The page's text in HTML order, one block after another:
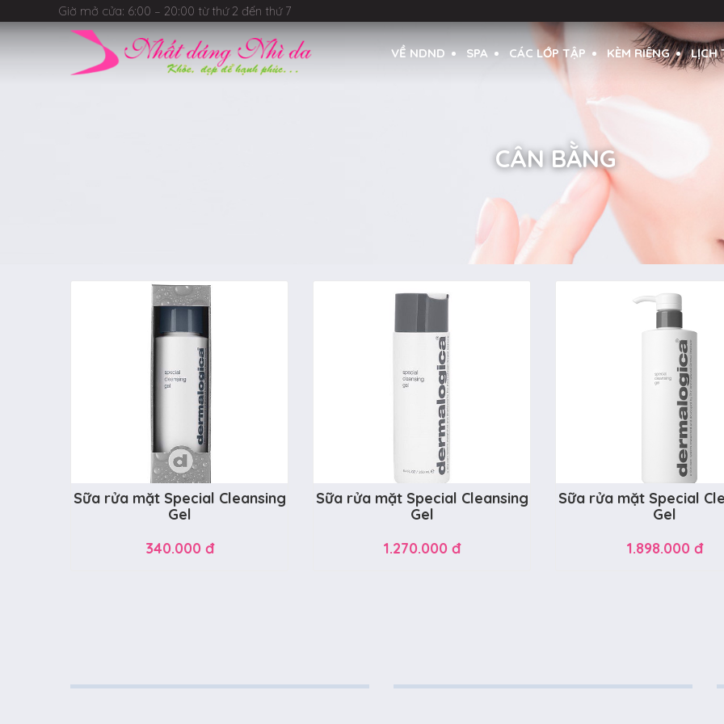
Giờ mở cửa: 6:00 – 20:00 từ thứ 2 đến thứ 7
VỀ NDND SPA CÁC LỚP TẬP KÈM RIÊNG LỊCH
CÂN BẰNG
Sữa rửa mặt Special Cleansing
Gel
340.000 đ
Sữa rửa mặt Special Cleansing
Gel
1.270.000 đ
Sữa rửa mặt Special
Gel
1.898.000 đ